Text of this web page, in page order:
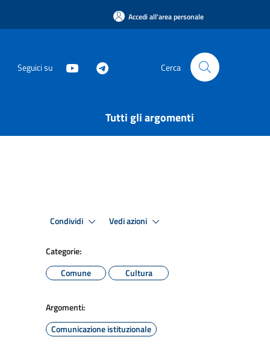
Accedi all'area personale
Seguici su Cerca
Tutti gli argomenti
Condividi Vedi azioni
Categorie:
Comune
Cultura
Argomenti:
Comunicazione istituzionale